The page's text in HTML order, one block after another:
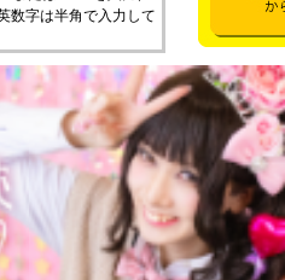
数字は半角で入力して